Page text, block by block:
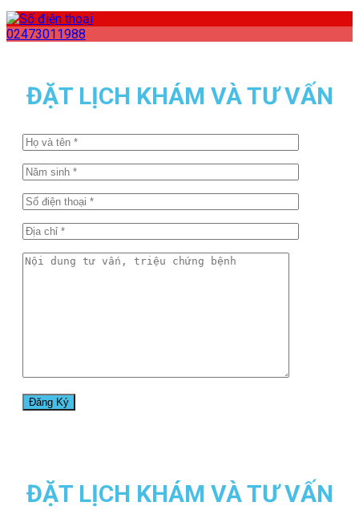
02473011988
ĐẶT LỊCH KHÁM VÀ TƯ VẤN
ĐẶT LỊCH KHÁM VÀ TƯ VẤN